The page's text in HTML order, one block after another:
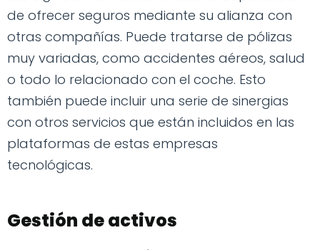
de ofrecer seguros mediante su alianza con
otras compañías. Puede tratarse de pólizas
muy variadas, como accidentes aéreos, salud
o todo lo relacionado con el coche. Esto
también puede incluir una serie de sinergias
con otros servicios que están incluidos en las
plataformas de estas empresas
tecnológicas.
Gestión de activos